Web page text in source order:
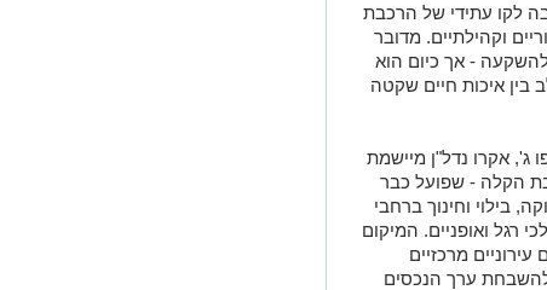
לקו עתידי של הרכבת
וקהילתיים. מדובר
- אך כיום הוא
איכות חיים שקטה
ג', אקרו נדל"ן מיישמת
הקלה - שפועל כבר
בילוי וחינוך ברחבי
רגל ואופניים. המיקום
מרכזיים
להשבחת ערך הנכסים